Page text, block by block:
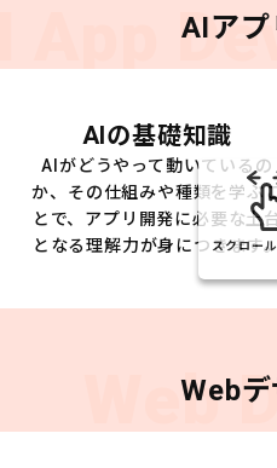
App AIアプ
AIの基礎知識
AIがどうやって動いているの
か、その仕組みや種類を学ぶこ
とで、アプリ開発に必要な土
となる理解力が身につきます
スクロー
Web
Web